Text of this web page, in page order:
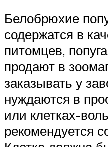
Белобрюхие
содержатся в
питомцев,
продают в
заказывать у
нуждаются в
или клетках-
рекомендуется